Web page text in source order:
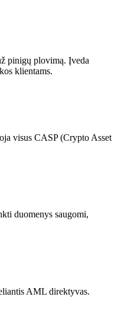
pinigų plovimą. Įveda
klientams.
visus CASP (Crypto Asset
duomenys saugomi,
AML direktyvas.